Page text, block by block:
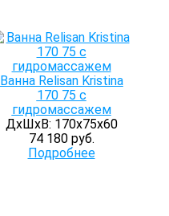
Ванна Relisan Kristina
170 75 с
гидромассажем
ДхШхВ: 170х75х60
74 180 руб.
Подробнее